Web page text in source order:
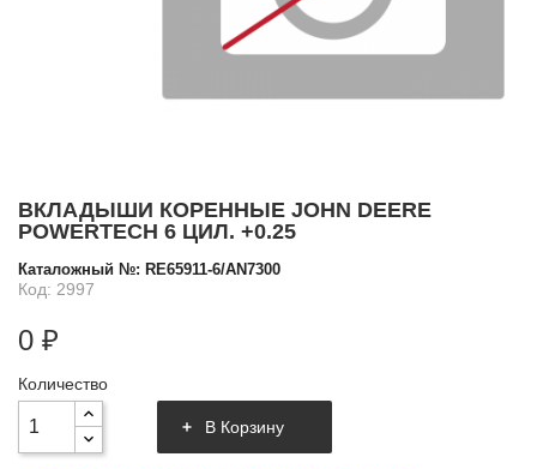
ВКЛАДЫШИ КОРЕННЫЕ JOHN DEERE
POWERTECH 6 ЦИЛ. +0.25
Каталожный №: RE65911-6/AN7300
Код: 2997
0 ₽
Количество
В Корзину